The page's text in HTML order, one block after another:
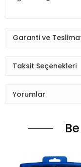
Garanti ve
Taksit Seçenekleri
Yorumlar